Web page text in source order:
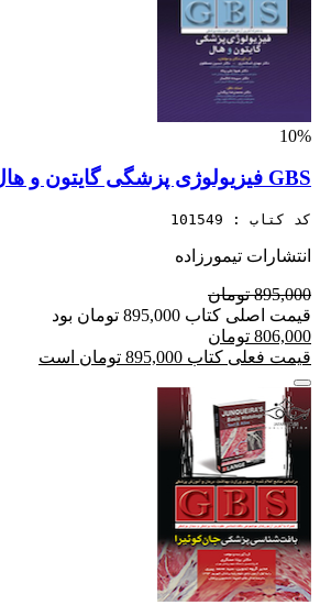
10%
GBS فیزیولوژی پزشگی گایتون و هال
کد کتاب : 101549
انتشارات تیمورزاده
895,000 تومان
قیمت اصلی کتاب 895,000 تومان بود
806,000 تومان
قیمت فعلی کتاب 895,000 تومان است